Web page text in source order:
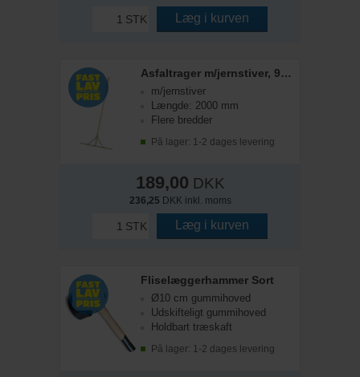
STK Læg i kurven
Asfaltrager m/jernstiver, 90 cm
m/jernstiver
Længde: 2000 mm
Flere bredder
På lager: 1-2 dages levering
189,00 DKK
236,25 DKK inkl. moms
STK Læg i kurven
Fliselæggerhammer Sort
Ø10 cm gummihoved
Udskifteligt gummihoved
Holdbart træskaft
På lager: 1-2 dages levering